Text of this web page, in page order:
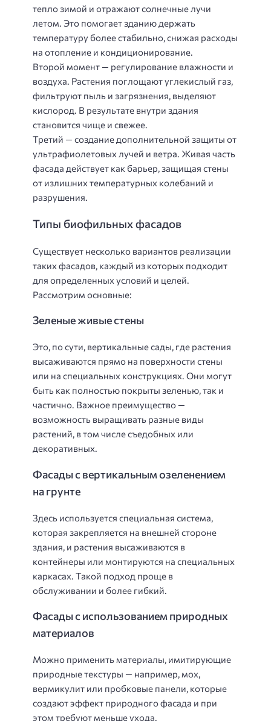
тепло зимой и отражают солнечные лучи
летом. Это помогает зданию держать
температуру более стабильно, снижая расходы
на отопление и кондиционирование.
Второй момент — регулирование влажности и
воздуха. Растения поглощают углекислый газ,
фильтруют пыль и загрязнения, выделяют
кислород. В результате внутри здания
становится чище и свежее.
Третий — создание дополнительной защиты от
ультрафиолетовых лучей и ветра. Живая часть
фасада действует как барьер, защищая стены
от излишних температурных колебаний и
разрушения.
Типы биофильных фасадов
Существует несколько вариантов реализации
таких фасадов, каждый из которых подходит
для определенных условий и целей.
Рассмотрим основные:
Зеленые живые стены
Это, по сути, вертикальные сады, где растения
высаживаются прямо на поверхности стены
или на специальных конструкциях. Они могут
быть как полностью покрыты зеленью, так и
частично. Важное преимущество —
возможность выращивать разные виды
растений, в том числе съедобных или
декоративных.
Фасады с вертикальным озеленением
на грунте
Здесь используется специальная система,
которая закрепляется на внешней стороне
здания, и растения высаживаются в
контейнеры или монтируются на специальных
каркасах. Такой подход проще в
обслуживании и более гибкий.
Фасады с использованием природных
материалов
Можно применить материалы, имитирующие
природные текстуры — например, мох,
вермикулит или пробковые панели, которые
создают эффект природного фасада и при
этом требуют меньше ухода.